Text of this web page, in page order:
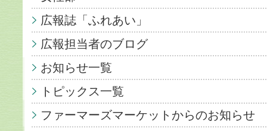
広報誌「ふれあい」
広報担当者のブログ
お知らせ一覧
トピックス一覧
ファーマーズマーケットからのお知らせ